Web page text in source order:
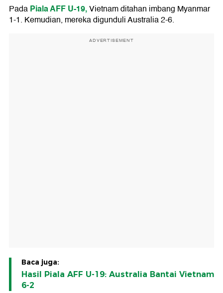
PadaPiala AFF U-19,Vietnam ditahan imbang Myanmar
1-1. Kemudian, mereka digunduli Australia 2-6.
ADVERTISEMENT
Baca juga:
Hasil Piala AFF U-19: Australia Bantai Vietnam
6-2